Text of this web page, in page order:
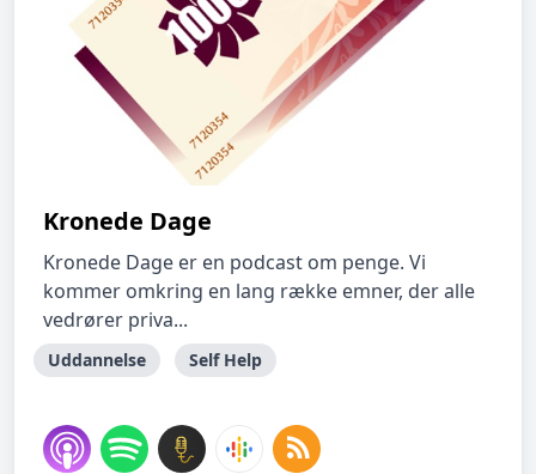
Kronede Dage
Kronede Dage er en podcast om penge. Vi
kommer omkring en lang række emner, der alle
vedrører priva...
Uddannelse Self Help